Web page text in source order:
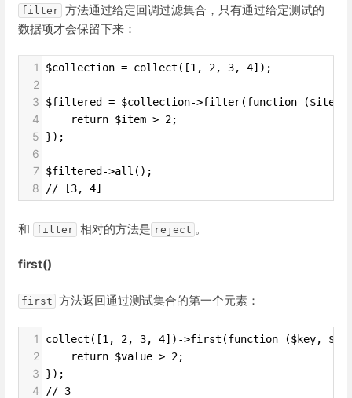
filter 方法通过给定回调过滤集合，只有通过给定测试的
数据项才会保留下来：
1 $collection = collect([1, 2, 3, 4]);
2
3
$filtered = $collection->filter(function
4
    return $item > 2;
5 });
6
7
$filtered->all();
8 // [3, 4]
和 filter 相对的方法是 reject 。
first()
first 方法返回通过测试集合的第一个元素：
1 collect([1, 2, 3, 4])->first(function ($key,
2
    return $value > 2;
3 });
4 // 3